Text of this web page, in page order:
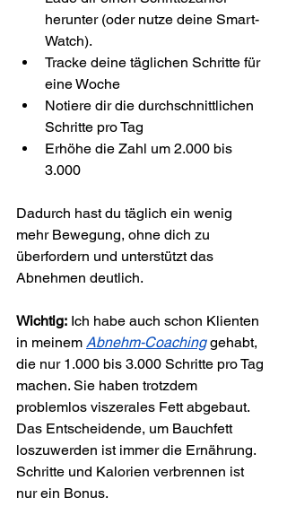
herunter (oder nutze deine Smart-
Watch).
Tracke deine täglichen Schritte für
eine Woche
Notiere dir die durchschnittlichen
Schritte pro Tag
Erhöhe die Zahl um 2.000 bis
3.000
Dadurch hast du täglich ein wenig
mehr Bewegung, ohne dich zu
überfordern und unterstützt das
Abnehmen deutlich.
Wichtig: Ich habe auch schon Klienten
in meinem Abnehm-Coaching gehabt,
die nur 1.000 bis 3.000 Schritte pro Tag
machen. Sie haben trotzdem
problemlos viszerales Fett abgebaut.
Das Entscheidende, um Bauchfett
loszuwerden ist immer die Ernährung.
Schritte und Kalorien verbrennen ist
nur ein Bonus.